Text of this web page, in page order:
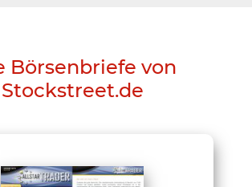
Börsenbriefe von
Stockstreet.de